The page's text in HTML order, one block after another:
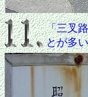
「三叉
とが多